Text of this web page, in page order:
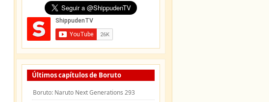
Últimos capítulos de Boruto
Boruto: Naruto Next Generations 293